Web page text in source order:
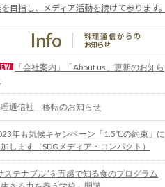
目指し、メディア活動を続けて参ります。
「会社案内」「About us」更新のお知ら
通信社 移転のお知らせ
年も気候キャンペーン「1.5℃の約束」に
します（SDGメディア・コンパクト）
ステナブル”を五感で知る食のプログラム